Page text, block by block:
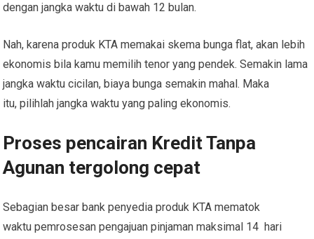
dengan jangka waktu di bawah 12 bulan.
Nah, karena produk KTA memakai skema bunga flat, akan lebih
ekonomis bila kamu memilih tenor yang pendek. Semakin lama
jangka waktu cicilan, biaya bunga semakin mahal. Maka
itu, pilihlah jangka waktu yang paling ekonomis.
Proses pencairan Kredit Tanpa
Agunan tergolong cepat
Sebagian besar bank penyedia produk KTA mematok
waktu pemrosesan pengajuan pinjaman maksimal 14 hari